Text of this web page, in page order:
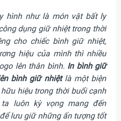
hình như là món vật bất ly
dụng giữ nhiệt trong thời
cho chiếc bình giữ nhiệt,
hiệu của mình thì nhiều
lên thân bình. In bình giữ
bình giữ nhiệtlà một biện
hiệu trong thời buổi cạnh
ta luôn kỳ vọng mang đến
lưu giữ những ấn tượng tốt